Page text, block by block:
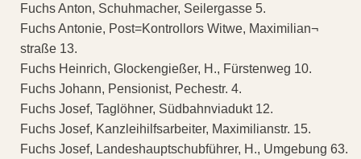
Fuchs Anton, Schuhmacher, Seilergasse 5.
Fuchs Antonie, Post=Kontrollors Witwe, Maximilian¬
straße 13.
Fuchs Heinrich, Glockengießer, H., Fürstenweg 10.
Fuchs Johann, Pensionist, Pechestr. 4.
Fuchs Josef, Taglöhner, Südbahnviadukt 12.
Fuchs Josef, Kanzleihilfsarbeiter, Maximilianstr. 15.
Fuchs Josef, Landeshauptschubführer, H., Umgebung 63.